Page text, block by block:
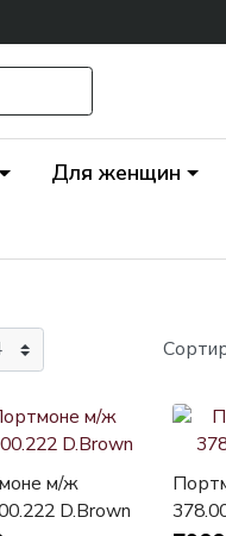
Для женщин
м/ж
D.Brown